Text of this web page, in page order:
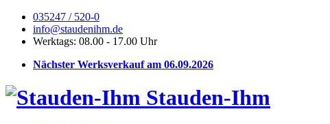
035247 / 520-0
info@staudenihm.de
Werktags: 08.00 - 17.00 Uhr
Nächster Werksverkauf am 06.09.2026
Stauden-Ihm